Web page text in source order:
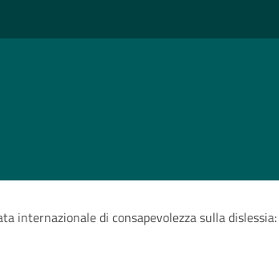
internazionale di consapevolezza sulla